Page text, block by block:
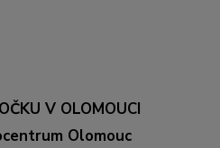
V OLOMOUCI
Olomouc